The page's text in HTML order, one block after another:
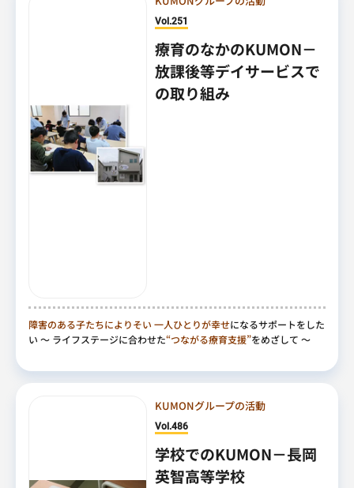
Vol.251
療育のなかのKUMON－
放課後等デイサービスで
の取り組み
障害のある子たちによりそい 一人ひとりが幸せになるサポートをした
い ～ ライフステージに合わせた“つながる療育支援”をめざして ～
KUMONグループの活動
Vol.486
学校でのKUMON－長岡
英智高等学校